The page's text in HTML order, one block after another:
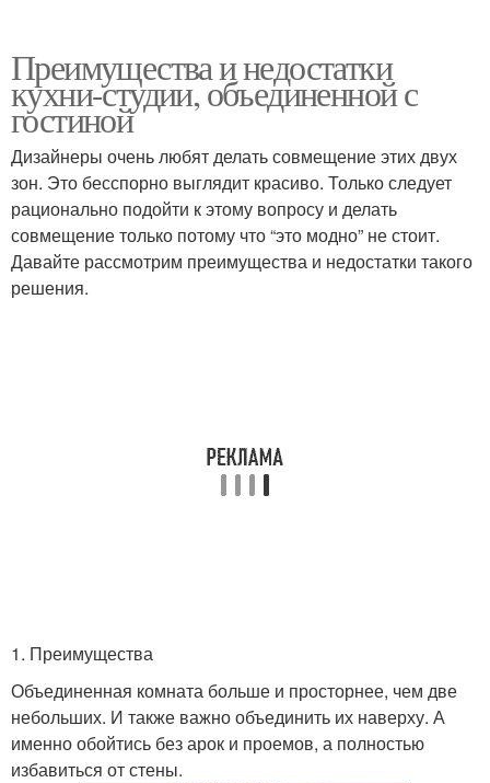
Преимущества и недостатки
кухни-студии, объединенной с
гостиной
Дизайнеры очень любят делать совмещение этих двух
зон. Это бесспорно выглядит красиво. Только следует
рационально подойти к этому вопросу и делать
совмещение только потому что “это модно” не стоит.
Давайте рассмотрим преимущества и недостатки такого
решения.
1. Преимущества
Объединенная комната больше и просторнее, чем две
небольших. И также важно объединить их наверху. А
именно обойтись без арок и проемов, а полностью
избавиться от стены.